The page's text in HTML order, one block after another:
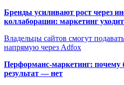
Бренды усиливают рост через
коллаборации: маркетинг
Владельцы сайтов смогут
напрямую через Adfox
Перформанс-маркетинг: почему
результат — нет